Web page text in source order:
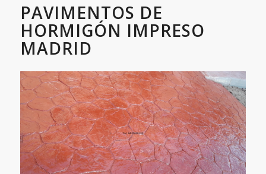
PAVIMENTOS DE
HORMIGÓN IMPRESO
MADRID